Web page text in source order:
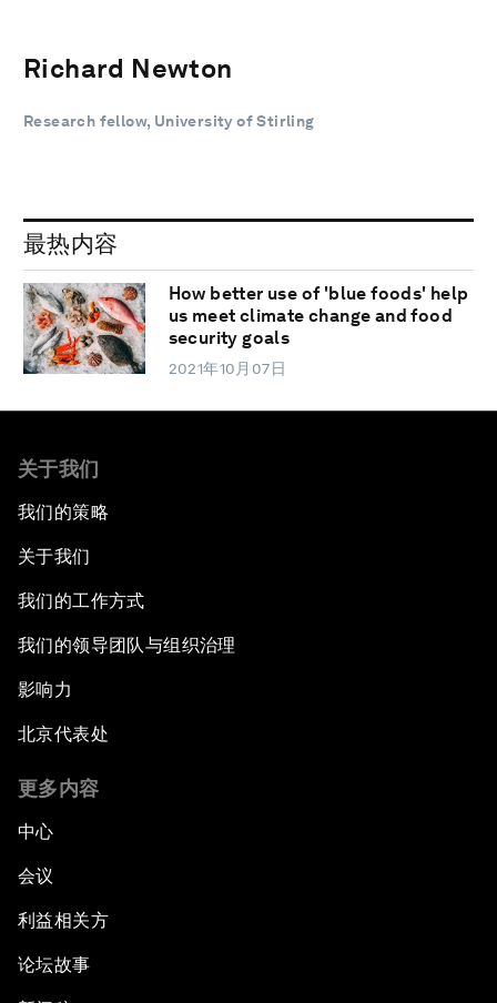
Richard Newton
Research fellow, University of Stirling
最热内容
How better use of 'blue foods' help
us meet climate change and food
security goals
2021年10月07日
关于我们
我们的策略
关于我们
我们的工作方式
我们的领导团队与组织治理
影响力
北京代表处
更多内容
中心
会议
利益相关方
论坛故事